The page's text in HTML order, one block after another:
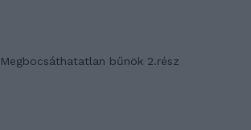
Megbocsáthatatlan bűnök 2.rész